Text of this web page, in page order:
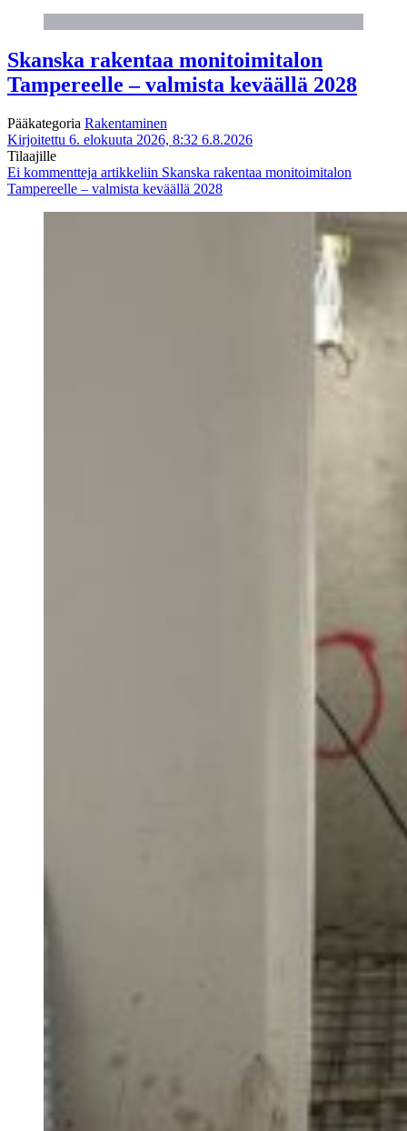
Skanska rakentaa monitoimitalon
Tampereelle – valmista keväällä 2028
Pääkategoria Rakentaminen
Kirjoitettu 6. elokuuta 2026, 8:32 6.8.2026
Tilaajille
Ei kommentteja artikkeliin Skanska rakentaa monitoimitalon
Tampereelle – valmista keväällä 2028